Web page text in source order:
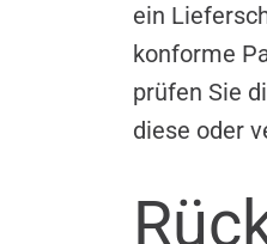
ein
konforme
prüfen Sie
diese oder